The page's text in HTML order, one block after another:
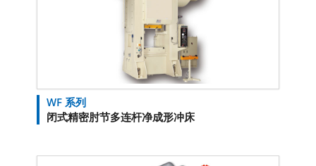
WF 系列
闭式精密肘节多连杆净成形冲床